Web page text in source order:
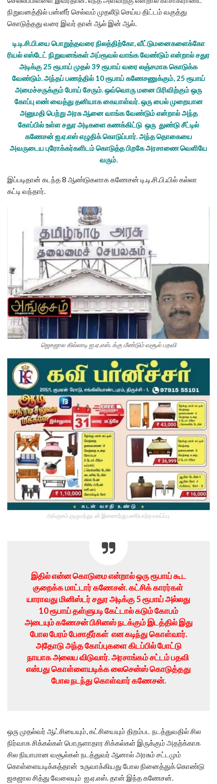
நிறுவனத்தில் பன்னீர் செல்வம் முதலீடு செய்ய திட்டம் வகுத்து
கொடுத்தது வரை இவர் தான் ஆல் இன் ஆல்.
டி.டி.சி.பி.யை பொறுத்தவரை நிலத்திற்கோ, வீட்டுமனைகளைக்கோ
ரியல் எஸ்டேட் நிறுவனங்கள் அப்ரூவல் வாங்க வேண்டும் என்றால் சதுர
அடிக்கு 25 ரூபாய் முதல் 39 ரூபாய் வரை லஞ்சமாக கொடுக்க
வேண்டும். அந்தப் பணத்தில் 10 ரூபாய் கணேசணுக்கும், 25 ரூபாய்
அமைச்சருக்கும் போய் சேரும். ஒவ்வொரு மனை பிரிவிற்கும் ஒரு
கோப்பு எண் வைத்து தனியாக கையாள்வர். ஒரு பைல் முறையான
அனுமதி பெற்று அரசு ஆனை வாங்க வேண்டும் என்றால் அந்த
கோப்பில் உள்ள சதுர அடிகளை கணக்கிட்டு ஒரு துண்டு சீட்டில்
கணேசன் ஐ.ஏ.எஸ் எழுதிக் கொடுப்பார். அந்த தொகையை
அவருடைய புரோக்கர்களிடம் கொடுத்த பிறகே அரசாணை வெளியே
வரும்.
இப்படிதான் கடந்த 8 ஆண்டுகளாக கணேசன் டி.டி.சி.பி.யில் கல்லா
கட்டி வந்தார்.
ஜெகஜால கில்லாடி ஐ.ஏ.எஸ். க்கு மீண்டும் வசூல் பதவி
அங்குசம் குழுமத்துடன் இணைந்து பணியாற்ற வாய்ப்பு.
இதில் என்ன கொடுமை என்றால் ஒரு ரூபாய் கூட
குறைக்க மாட்டார் கணேசன். கட்சிக் காரர்கள்
யாராவது மினிஸ்டர் சதுர அடிக்கு 5 ரூபாய் அல்லது
10 ரூபாய் தள்ளுபடி கேட்டால் கடும் கோபம்
அடையும் கணேசன் பிசினஸ் நடக்கும் இடத்தில் இது
போல பேரம் பேசாதீர்கள் என கடிந்து கொள்வார்.
அதோடு அந்த கோப்புகளை கிடப்பில் போட்டு
நாயாக அலைய விடுவார். அரசாங்கம் சட்டம் பதவி
என்பது கொள்ளையடிக்க லைசென்ஸ் கொடுத்தது
போல நடந்து கொள்வார் கணேசன்.
ஒரு முதல்வர் ஆட்சியையும், கட்சியையும் திறம்பட நடத்துவதில் சில
நிர்வாக சிக்கல்கள் பொருளாதார சிக்கல்கள் இருக்கும் அதற்க்காக
சில நியாமான வசூல்கள் நடத்துவர் ஆனால் அரசும் சட்டமும்
கொள்ளையடிக்கத்தான் உருவாக்கியது போல நினைத்துக் கொண்டு
ஜகஜால சித்து வேலையும் ஐ.ஏ.எஸ். தான் இந்த கணேசன்.